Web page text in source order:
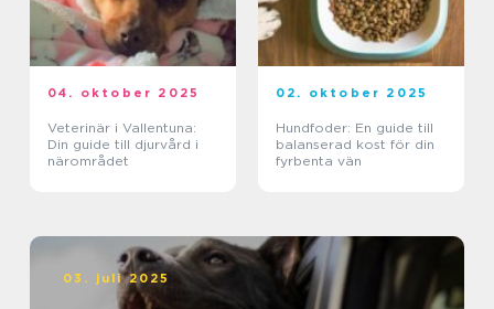
04. oktober 2025
Veterinär i Vallentuna:
Din guide till djurvård i
närområdet
02. oktober 2025
Hundfoder: En guide till
balanserad kost för din
fyrbenta vän
03. juli 2025